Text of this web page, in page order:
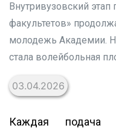
Внутривузовский этап
факультетов»
молодежь Академии.
стала волейбольная
03.04.2026
Каждая подача